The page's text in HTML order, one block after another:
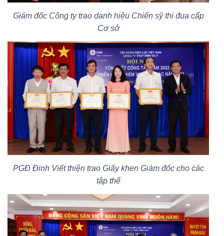
Giám đốc Công ty trao danh hiệu Chiến sỹ thi đua cấp
Cơ sở
PGĐ Đinh Viết thiện trao Giấy khen Giám đốc cho các
tập thể